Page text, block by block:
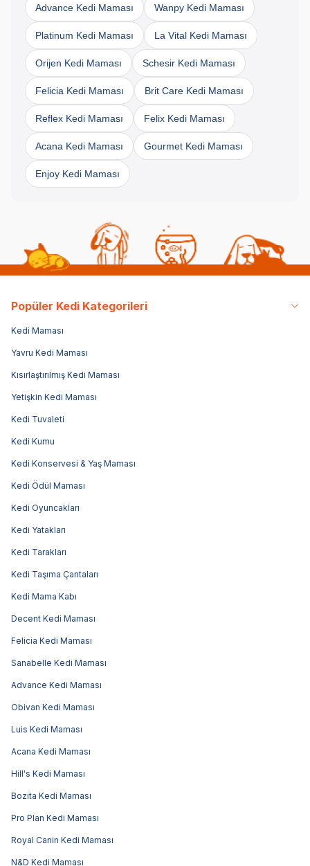
Advance Kedi Maması Wanpy Kedi Maması
Platinum Kedi Maması La Vital Kedi Maması
Orijen Kedi Maması Schesir Kedi Maması
Felicia Kedi Maması Brit Care Kedi Maması
Reflex Kedi Maması Felix Kedi Maması
Acana Kedi Maması Gourmet Kedi Maması
Enjoy Kedi Maması
Popüler Kedi Kategorileri
Kedi Maması
Yavru Kedi Maması
Kısırlaştırılmış Kedi Maması
Yetişkin Kedi Maması
Kedi Tuvaleti
Kedi Kumu
Kedi Konservesi & Yaş Maması
Kedi Ödül Maması
Kedi Oyuncakları
Kedi Yatakları
Kedi Tarakları
Kedi Taşıma Çantaları
Kedi Mama Kabı
Decent Kedi Maması
Felicia Kedi Maması
Sanabelle Kedi Maması
Advance Kedi Maması
Obivan Kedi Maması
Luis Kedi Maması
Acana Kedi Maması
Hill's Kedi Maması
Bozita Kedi Maması
Pro Plan Kedi Maması
Royal Canin Kedi Maması
N&D Kedi Maması